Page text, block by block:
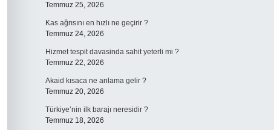
Temmuz 25, 2026
Kas ağrısını en hızlı ne geçirir ?
Temmuz 24, 2026
Hizmet tespit davasinda sahit yeterli mi ?
Temmuz 22, 2026
Akaid kısaca ne anlama gelir ?
Temmuz 20, 2026
Türkiye’nin ilk barajı neresidir ?
Temmuz 18, 2026